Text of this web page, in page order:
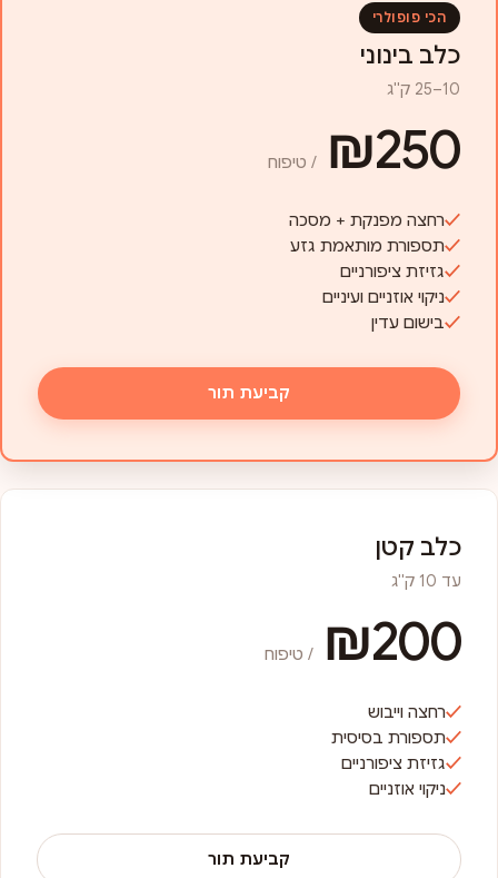
כלב קטן
עד 10 ק"ג
₪200 / טיפוח
רחצה וייבוש
תספורת בסיסית
גזיזת ציפורניים
ניקוי אוזניים
קביעת תור
הכי פופולרי
כלב בינוני
10–25 ק"ג
₪250 / טיפוח
רחצה מפנקת + מסכה
תספורת מותאמת גזע
גזיזת ציפורניים
ניקוי אוזניים ועיניים
בישום עדין
קביעת תור